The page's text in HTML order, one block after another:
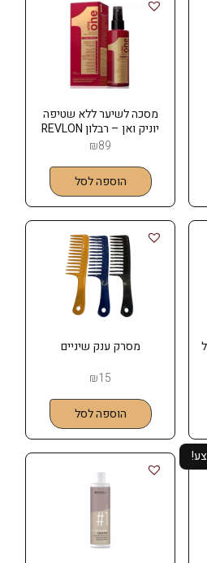
מסכה לשיער ללא שטיפה
יוניק ואן – רבלון REVLON
₪89
הוספה לסל
מל
מסרק ענק שיניים
₪15
הוספה לסל